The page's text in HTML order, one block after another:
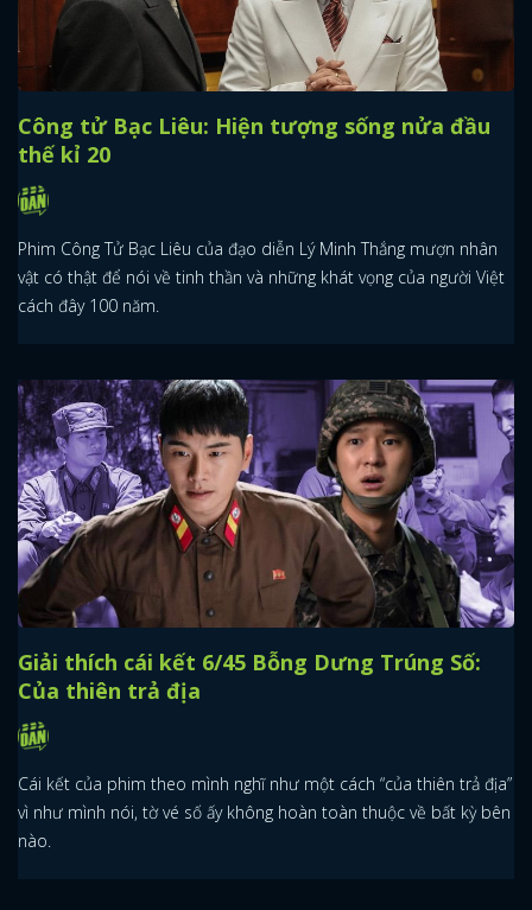
Công tử Bạc Liêu: Hiện tượng sống nửa đầu
thế kỉ 20
Phim Công Tử Bạc Liêu của đạo diễn Lý Minh Thắng mượn nhân
vật có thật để nói về tinh thần và những khát vọng của người Việt
cách đây 100 năm.
Giải thích cái kết 6/45 Bỗng Dưng Trúng Số:
Của thiên trả địa
Cái kết của phim theo mình nghĩ như một cách “của thiên trả địa”
vì như mình nói, tờ vé số ấy không hoàn toàn thuộc về bất kỳ bên
nào.